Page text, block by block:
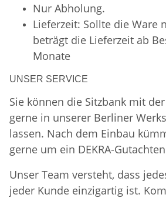
Nur Abholung.
Lieferzeit: Sollte die Ware
beträgt die Lieferzeit ab
Monate
UNSER SERVICE
Sie können die Sitzbank mit
gerne in unserer Berliner
lassen. Nach dem Einbau
gerne um ein DEKRA-
Unser Team versteht, dass
jeder Kunde einzigartig ist.